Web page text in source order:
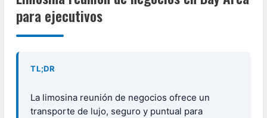
para ejecutivos
TL;DR
La limosina reunión de negocios ofrece un
transporte de lujo, seguro y puntual para